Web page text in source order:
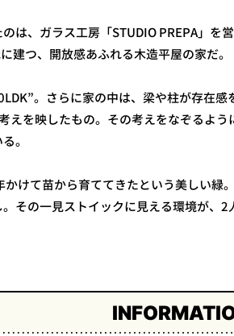
は、ガラス工房「STUDIO PREPA」を
建つ、開放感あふれる木造平屋の家だ。
。さらに家の中は、梁や柱が存在
えを映したもの。その考えをなぞるよ
。
けて苗から育ててきたという美しい緑
その一見ストイックに見える環境が、